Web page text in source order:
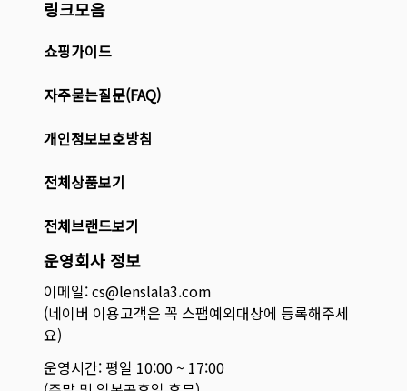
링크모음
쇼핑가이드
자주묻는질문(FAQ)
개인정보보호방침
전체상품보기
전체브랜드보기
운영회사 정보
이메일: cs@lenslala3.com
(네이버 이용고객은 꼭 스팸예외대상에 등록해주세
요)
운영시간: 평일 10:00 ~ 17:00